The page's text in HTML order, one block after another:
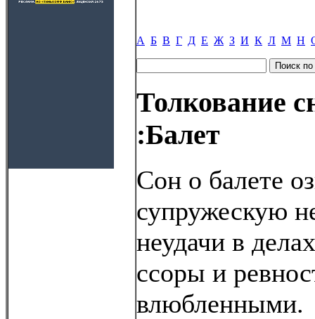
А Б В Г Д Е Ж З И К Л М Н
Толкование
:Балет
Сон о балете
супружескую
неудачи в
ссоры и
влюбленными.